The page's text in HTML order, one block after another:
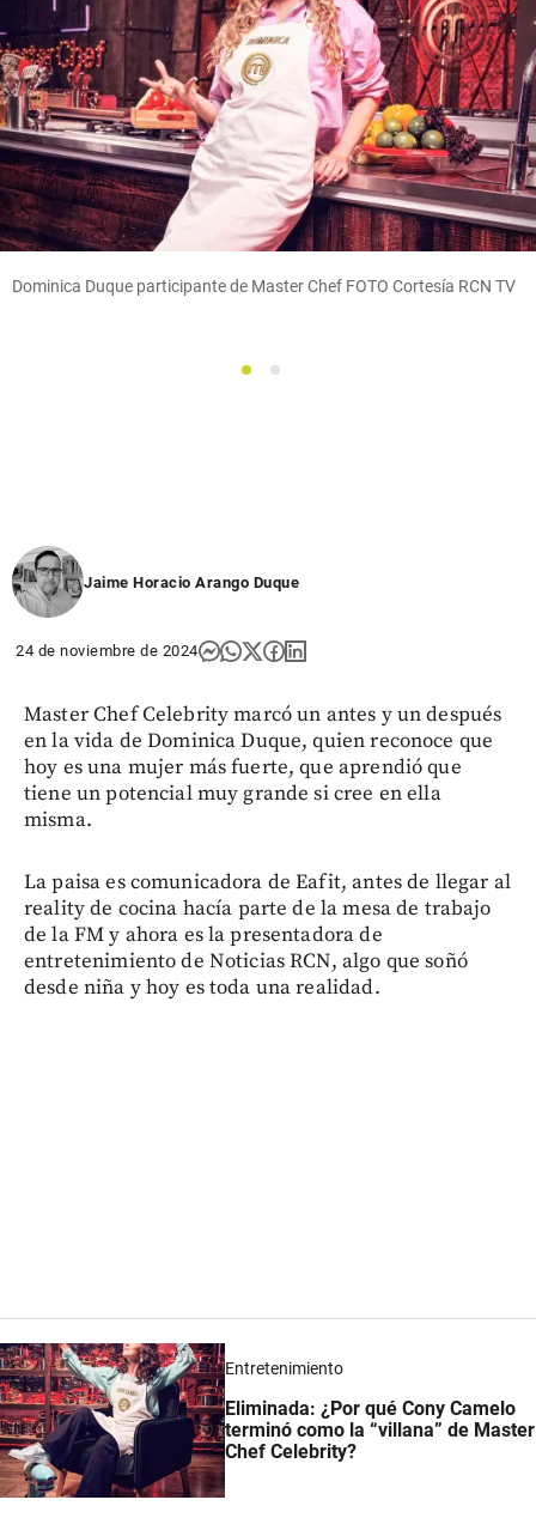
Dominica Duque participante de Master Chef FOTO Cortesía RCN TV
1 2
Jaime Horacio Arango Duque
24 de noviembre de 2024
Master Chef Celebrity marcó un antes y un después
en la vida de Dominica Duque, quien reconoce que
hoy es una mujer más fuerte, que aprendió que
tiene un potencial muy grande si cree en ella
misma.
La paisa es comunicadora de Eafit, antes de llegar al
reality de cocina hacía parte de la mesa de trabajo
de la FM y ahora es la presentadora de
entretenimiento de Noticias RCN, algo que soñó
desde niña y hoy es toda una realidad.
Entretenimiento
Eliminada: ¿Por qué Cony Camelo
terminó como la “villana” de Master
Chef Celebrity?